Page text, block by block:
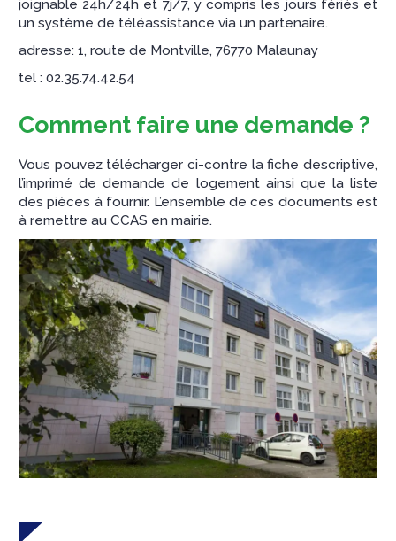
joignable 24h/24h et 7j/7, y compris les jours fériés et
un système de téléassistance via un partenaire.
adresse: 1, route de Montville, 76770 Malaunay
tel : 02.35.74.42.54
Comment faire une demande ?
Vous pouvez télécharger ci-contre la fiche descriptive,
l’imprimé de demande de logement ainsi que la liste
des pièces à fournir. L’ensemble de ces documents est
à remettre au CCAS en mairie.